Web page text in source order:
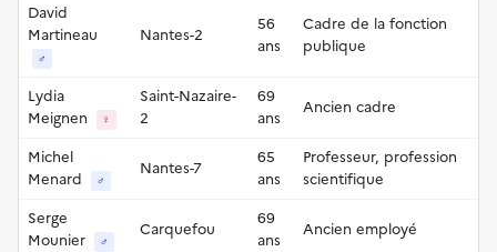
David
Martineau
♂
Nantes-2
56
ans
Cadre de la fonction
publique
Lydia
Meignen
♀
Saint-Nazaire-
2
69
ans
Ancien cadre
Michel
Menard
♂
Nantes-7
65
ans
Professeur, profession
scientifique
Serge
Mounier
♂
Carquefou
69
ans
Ancien employé